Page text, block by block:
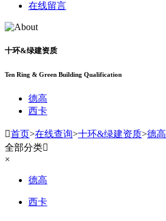
在线留言
十环&绿建资质
Ten Ring & Green Building Qualification
德高
西卡
首页>在线查询>十环&绿建资质>德高
全部分类
×
德高
西卡